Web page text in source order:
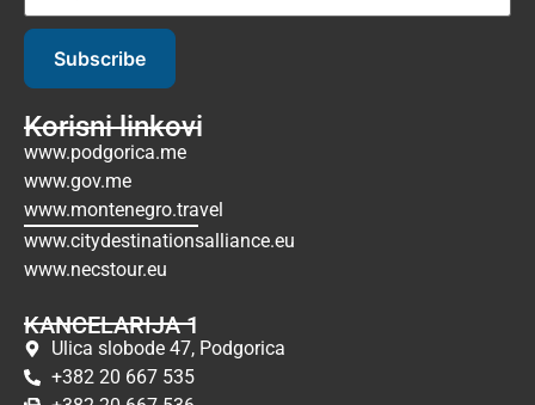
Subscribe
Korisni linkovi
www.podgorica.me
www.gov.me
www.montenegro.travel
www.citydestinationsalliance.eu
www.necstour.eu
KANCELARIJA 1
Ulica slobode 47, Podgorica
+382 20 667 535